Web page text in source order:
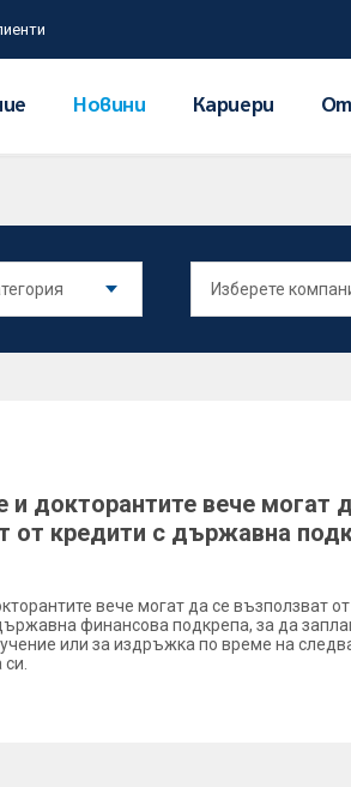
Новини Кариери
и докторантите вече могат
от кредити с държавна
вече могат да се възползват от
финансова подкрепа, за да
или за издръжка по време на